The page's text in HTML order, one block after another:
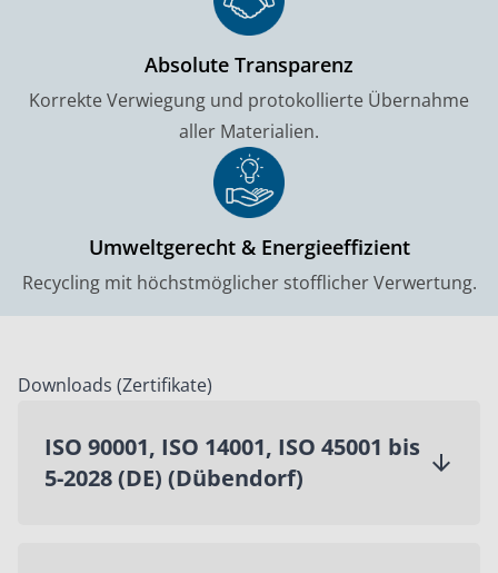
Absolute Transparenz
Korrekte Verwiegung und protokollierte Übernahme
aller Materialien.
Umweltgerecht & Energieeffizient
Recycling mit höchstmöglicher stofflicher Verwertung.
Downloads (Zertifikate)
ISO 90001, ISO 14001, ISO 45001 bis
5-2028 (DE) (Dübendorf)